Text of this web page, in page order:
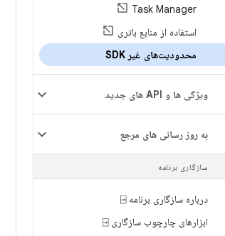
Task Manager
استفاده از منابع باتری
محدودیت‌های غیر SDK
ویژگی ها و API های جدید
به روز رسانی های مرجع
سازگاری برنامه
درباره سازگاری برنامه ⍈
ابزارهای چارچوب سازگاری ⍈